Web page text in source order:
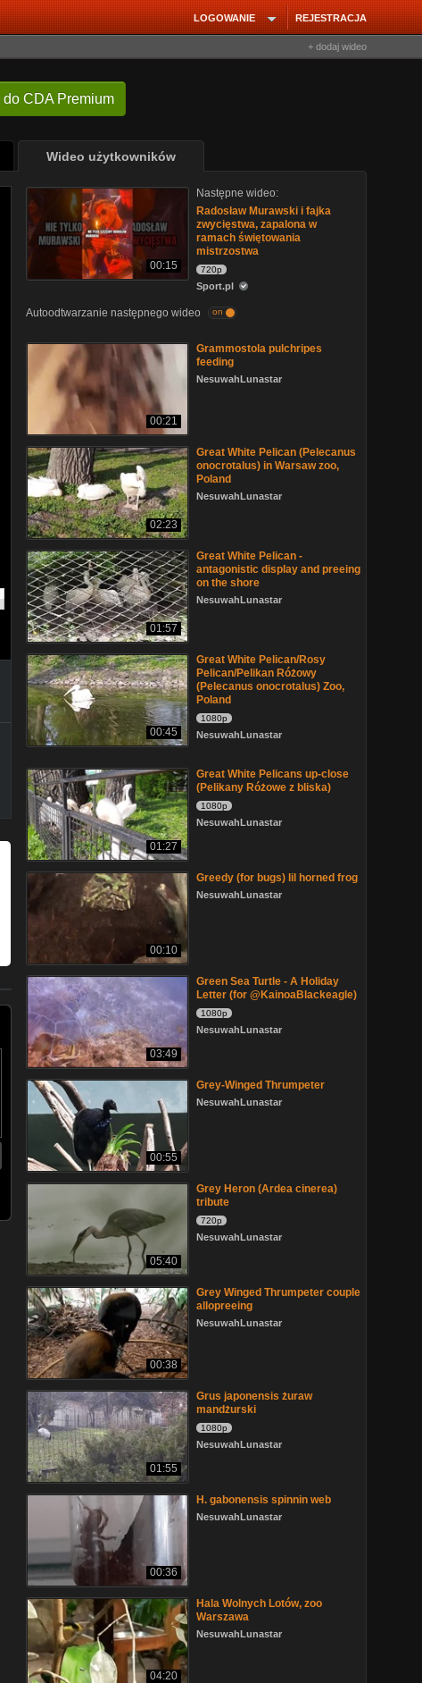
REJESTRACJA
LOGOWANIE
+ dodaj wideo
do CDA Premium
Wideo użytkowników
00:15
Następne wideo:
Radosław Murawski i fajka
zwycięstwa, zapalona w
ramach świętowania
mistrzostwa
720p
Sport.pl
Autoodtwarzanie następnego wideo on
00:21
Grammostola pulchripes
feeding
NesuwahLunastar
02:23
Great White Pelican (Pelecanus
onocrotalus) in Warsaw zoo,
Poland
NesuwahLunastar
01:57
Great White Pelican -
antagonistic display and preeing
on the shore
NesuwahLunastar
00:45
Great White Pelican/Rosy
Pelican/Pelikan Różowy
(Pelecanus onocrotalus) Zoo,
Poland
1080p
NesuwahLunastar
01:27
Great White Pelicans up-close
(Pelikany Różowe z bliska)
1080p
NesuwahLunastar
00:10
Greedy (for bugs) lil horned frog
NesuwahLunastar
03:49
Green Sea Turtle - A Holiday
Letter (for @KainoaBlackeagle)
1080p
NesuwahLunastar
00:55
Grey-Winged Thrumpeter
NesuwahLunastar
05:40
Grey Heron (Ardea cinerea)
tribute
720p
NesuwahLunastar
00:38
Grey Winged Thrumpeter couple
allopreeing
NesuwahLunastar
01:55
Grus japonensis żuraw
mandżurski
1080p
NesuwahLunastar
00:36
H. gabonensis spinnin web
NesuwahLunastar
04:20
Hala Wolnych Lotów, zoo
Warszawa
NesuwahLunastar